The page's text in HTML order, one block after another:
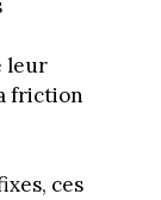
leur
friction
ces